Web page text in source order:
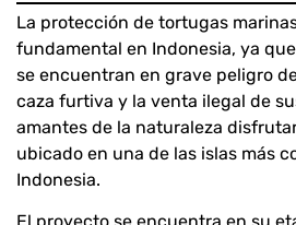
La protección de tortugas
fundamental en Indonesia, ya
se encuentran en grave peligro
caza furtiva y la venta ilegal de
amantes de la naturaleza
ubicado en una de las islas más
Indonesia.